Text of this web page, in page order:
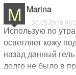
M Marina
30.05.2018
Использую по
осветляет кожу
назад данный
долго не было в